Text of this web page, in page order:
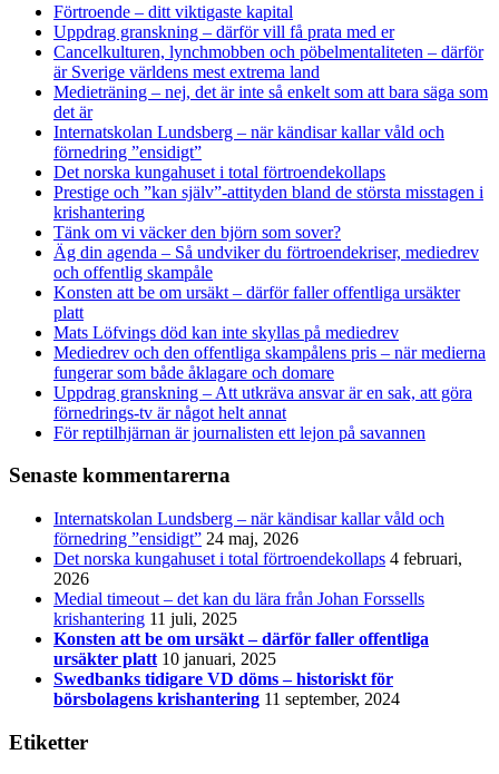
Förtroende – ditt viktigaste kapital
Uppdrag granskning – därför vill få prata med er
Cancelkulturen, lynchmobben och pöbelmentaliteten – därför
är Sverige världens mest extrema land
Medieträning – nej, det är inte så enkelt som att bara säga som
det är
Internatskolan Lundsberg – när kändisar kallar våld och
förnedring ”ensidigt”
Det norska kungahuset i total förtroendekollaps
Prestige och ”kan själv”-attityden bland de största misstagen i
krishantering
Tänk om vi väcker den björn som sover?
Äg din agenda – Så undviker du förtroendekriser, mediedrev
och offentlig skampåle
Konsten att be om ursäkt – därför faller offentliga ursäkter
platt
Mats Löfvings död kan inte skyllas på mediedrev
Mediedrev och den offentliga skampålens pris – när medierna
fungerar som både åklagare och domare
Uppdrag granskning – Att utkräva ansvar är en sak, att göra
förnedrings-tv är något helt annat
För reptilhjärnan är journalisten ett lejon på savannen
Senaste kommentarerna
Internatskolan Lundsberg – när kändisar kallar våld och
förnedring ”ensidigt” 24 maj, 2026
Det norska kungahuset i total förtroendekollaps 4 februari,
2026
Medial timeout – det kan du lära från Johan Forssells
krishantering 11 juli, 2025
Konsten att be om ursäkt – därför faller offentliga
ursäkter platt 10 januari, 2025
Swedbanks tidigare VD döms – historiskt för
börsbolagens krishantering 11 september, 2024
Etiketter